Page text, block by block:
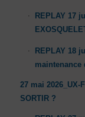
REPLAY 17
REPLAY 18
maintenance
27 mai 2026_UX-
SORTIR ?